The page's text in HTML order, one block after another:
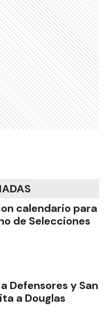
calendario para
de Selecciones
Defensores y San
a Douglas